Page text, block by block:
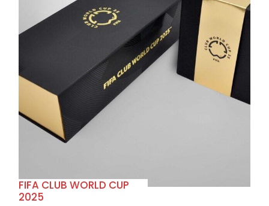
FIFA CLUB WORLD CUP
2025